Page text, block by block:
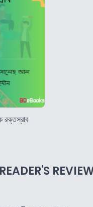
রক্তস্রাব
READER'S